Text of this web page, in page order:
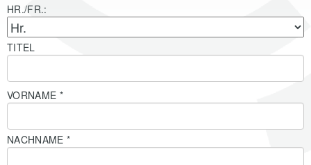
HR./FR.:
TITEL
VORNAME *
NACHNAME*